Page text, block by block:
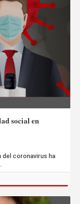
social en
del coronavirus ha